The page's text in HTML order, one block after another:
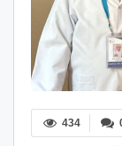
434